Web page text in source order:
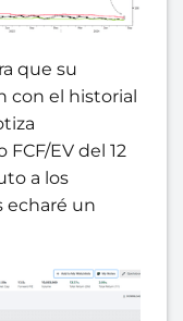
que su
con el historial
EV del 12
a los
echaré un